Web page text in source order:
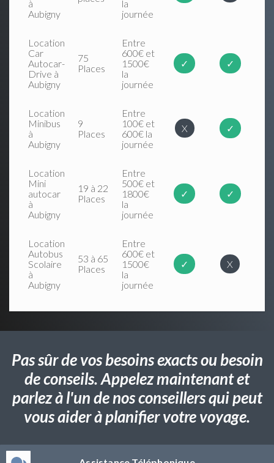
à
Aubigny
la
journée
Location
Car
Autocar-
Drive à
Aubigny
75
Places
Entre
600€ et
1500€
la
journée
✓ ✓
Location
Minibus
à
Aubigny
9
Places
Entre
100€ et
600€ la
journée
X ✓
Location
Mini
autocar
à
Aubigny
19 à 22
Places
Entre
500€ et
1800€
la
journée
✓ ✓
Location
Autobus
Scolaire
à
Aubigny
53 à 65
Places
Entre
600€ et
1500€
la
journée
✓ X
Pas sûr de vos besoins exacts ou besoin
de conseils. Appelez maintenant et
parlez à l'un de nos conseillers qui peut
vous aider à planifier votre voyage.